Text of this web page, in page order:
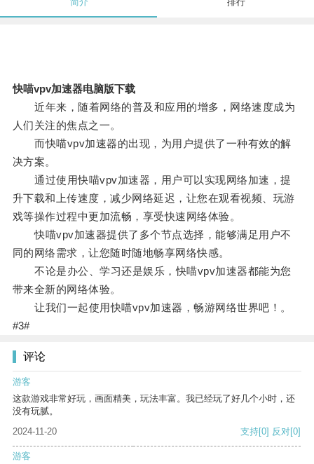
快喵vpv加速器电脑版下载
近年来，随着网络的普及和应用的增多，网络速度成为
人们关注的焦点之一。
而快喵vpv加速器的出现，为用户提供了一种有效的解
决方案。
通过使用快喵vpv加速器，用户可以实现网络加速，提
升下载和上传速度，减少网络延迟，让您在观看视频、玩游
戏等操作过程中更加流畅，享受快速网络体验。
快喵vpv加速器提供了多个节点选择，能够满足用户不
同的网络需求，让您随时随地畅享网络快感。
不论是办公、学习还是娱乐，快喵vpv加速器都能为您
带来全新的网络体验。
让我们一起使用快喵vpv加速器，畅游网络世界吧！。
#3#
评论
游客
这款游戏非常好玩，画面精美，玩法丰富。我已经玩了好几个小时，还
没有玩腻。
2024-11-20
支持[0] 反对[0]
游客